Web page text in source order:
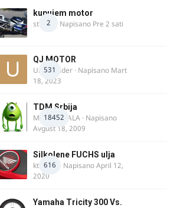
2
kupujem motor
strugo · Napisano Pre 2 sati
531
QJ MOTOR
Urban Rider · Napisano Mart
18, 2023
18452
TDM Srbija
MURICAMALA · Napisano
Avgust 18, 2009
616
Silkolene FUCHS ulja
ktm600 · NapisanoApril 12,
2020
Yamaha Tricity 300 Vs.